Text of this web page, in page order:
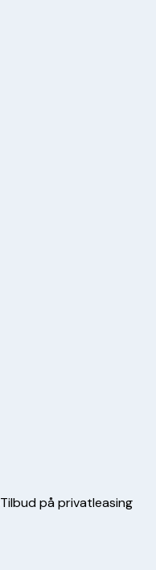
Tilbud på privatleasing